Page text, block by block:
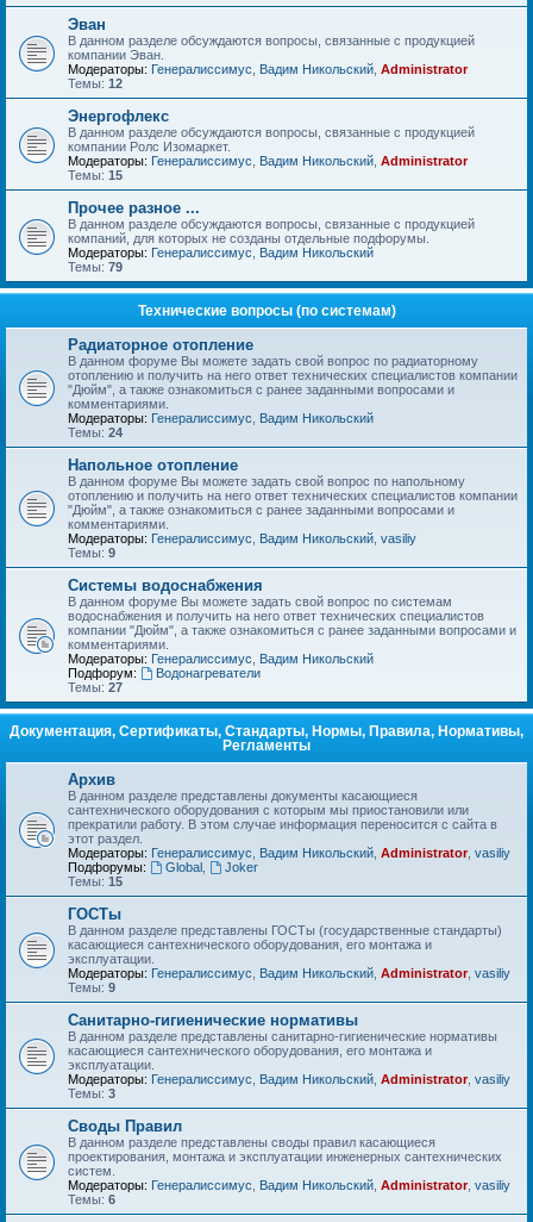
Эван
В данном разделе обсуждаются вопросы, связанные с продукцией
компании Эван.
Модераторы: Генералиссимус Вадим Никольский Administrator
Темы: 12
Энергофлекс
В данном разделе обсуждаются вопросы, связанные с продукцией
компании Ролс Изомаркет.
Модераторы: Генералиссимус Вадим Никольский Administrator
Темы: 15
Прочее разное ...
В данном разделе обсуждаются вопросы, связанные с продукцией
компаний, для которых не созданы отдельные подфорумы.
Модераторы: Генералиссимус
Вадим Никольский
Темы: 79
Технические вопросы (по системам)
Радиаторное отопление
В данном форуме Вы можете задать свой вопрос по радиаторному
отоплению и получить на него ответ технических специалистов компании
"Дюйм", а также ознакомиться с ранее заданными вопросами и
комментариями.
Модераторы: Генералиссимус
Вадим Никольский
Темы: 24
Напольное отопление
В данном форуме Вы можете задать свой вопрос по напольному
отоплению и получить на него ответ технических специалистов компании
"Дюйм", а также ознакомиться с ранее заданными вопросами и
комментариями.
Модераторы: Генералиссимус Вадим Никольский vasiliy
Темы: 9
Системы водоснабжения
В данном форуме Вы можете задать свой вопрос по системам
водоснабжения и получить на него ответ технических специалистов
компании "Дюйм", а также ознакомиться с ранее заданными вопросами и
комментариями.
Модераторы: Генералиссимус
Вадим Никольский
Подфорум:
Водонагреватели
Темы: 27
Документация, Сертификаты, Стандарты, Нормы, Правила, Нормативы,
Регламенты
Архив
В данном разделе представлены документы касающиеся
сантехнического оборудования с которым мы приостановили или
прекратили работу. В этом случае информация переносится с сайта в
этот раздел.
Модераторы: Генералиссимус Вадим Никольский Administrator, vasiliy
Подфорумы:
Global,
Joker
Темы: 15
ГОСТы
В данном разделе представлены ГОСТы (государственные стандарты)
касающиеся сантехнического оборудования, его монтажа и
эксплуатации.
Модераторы: Генералиссимус Вадим Никольский Administrator, vasiliy
Темы: 9
Санитарно-гигиенические нормативы
В данном разделе представлены санитарно-гигиенические нормативы
касающиеся сантехнического оборудования, его монтажа и
эксплуатации.
Модераторы: Генералиссимус Вадим Никольский Administrator, vasiliy
Темы: 3
Своды Правил
В данном разделе представлены своды правил касающиеся
проектирования, монтажа и эксплуатации инженерных сантехнических
систем.
Модераторы: Генералиссимус Вадим Никольский Administrator, vasiliy
Темы: 6